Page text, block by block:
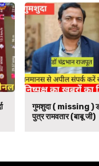
गुमशुदा ( missing )
पुत्र रामवतार (बाबू जी)